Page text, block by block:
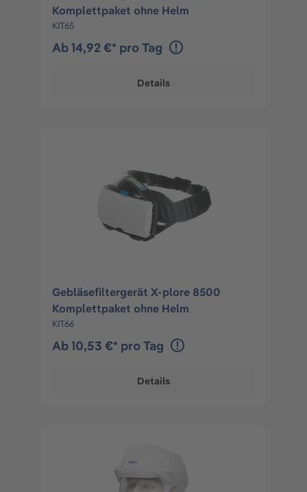
Komplettpaket ohne Helm
KIT65
Ab 14,92 €* pro Tag
Details
Gebläsefiltergerät X-plore 8500
Komplettpaket ohne Helm
KIT66
Ab 10,53 €* pro Tag
Details